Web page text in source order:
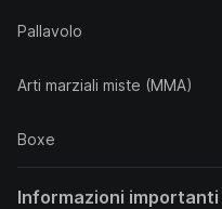
Pallavolo
Arti marziali miste (MMA)
Boxe
Informazioni importanti